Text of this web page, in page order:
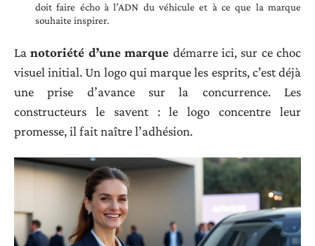
doit faire écho à l’ADN du véhicule et à ce que la marque
souhaite inspirer.
Lanotoriété d’une marque démarre ici, sur ce choc
visuel initial. Un logo qui marque les esprits, c’est déjà
une prise d’avance sur la concurrence. Les
constructeurs le savent : le logo concentre leur
promesse, il fait naître l’adhésion.